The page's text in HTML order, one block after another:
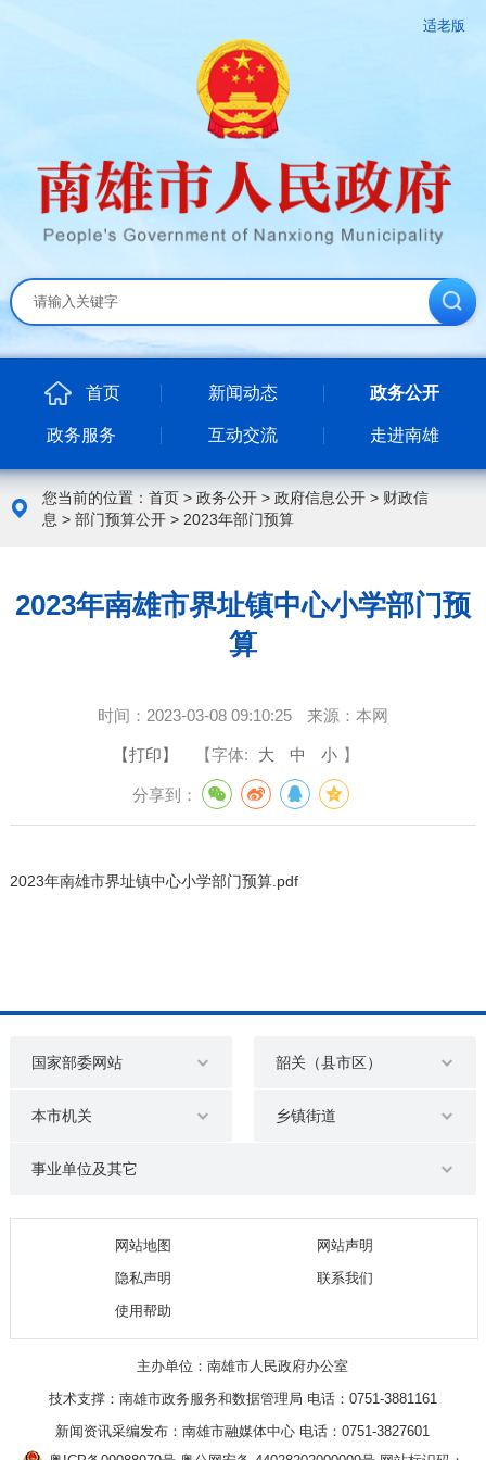
适老版
首页 新闻动态 政务公开
政务服务 互动交流 走进南雄
您当前的位置： 首页> 政务公开> 政府信息公开> 财政信
息 > 部门预算公开> 2023年部门预算
2023年南雄市界址镇中心小学部门预
算
时间： 2023-03-08 09:10:25 来源： 本网
【打印】 【字体: 大 中 小 】
分享到：
2023年南雄市界址镇中心小学部门预算.pdf
国家部委网站 韶关（县市区）
本市机关 乡镇街道
事业单位及其它
网站地图
网站声明
隐私声明
联系我们
使用帮助
主办单位：南雄市人民政府办公室
技术支撑：南雄市政务服务和数据管理局 电话：0751-3881161
新闻资讯采编发布：南雄市融媒体中心 电话：0751-3827601